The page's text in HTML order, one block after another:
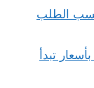
الطلب
تبدأ